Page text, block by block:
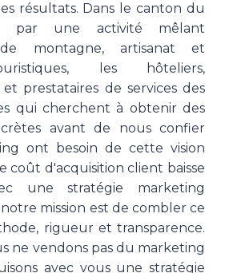
résultats. Dans le canton du
par une activité mêlant
montagne, artisanat et
les hôteliers,
prestataires de services des
qui cherchent à obtenir des
avant de nous confier
ont besoin de cette vision
coût d'acquisition client baisse
une stratégie marketing
mission est de combler ce
rigueur et transparence.
ne vendons pas du marketing
avec vous une stratégie